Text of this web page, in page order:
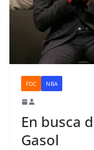
FDC NBA
En busca
Gasol